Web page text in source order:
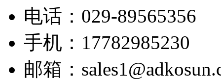
电话：029-89565356
手机：17782985230
邮箱：